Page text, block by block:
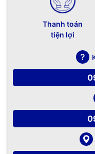
Thanh toán
tiện lợi